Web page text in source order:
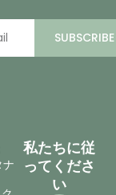
SUBSCRIBE
ナ
私たちに従
ってくださ
い